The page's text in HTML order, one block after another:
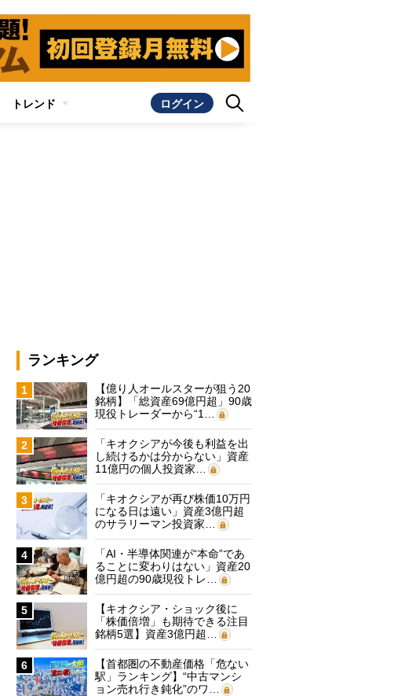
トレンド ログイン
ランキング
1
【億り人オールスターが狙う20
銘柄】「総資産69億円超」90歳
現役トレーダーから“1…
2
「キオクシアが今後も利益を出
し続けるかは分からない」資産
11億円の個人投資家…
3
「キオクシアが再び株価10万円
になる日は遠い」資産3億円超
のサラリーマン投資家…
4
「AI・半導体関連が“本命”であ
ることに変わりはない」資産20
億円超の90歳現役トレ…
5
【キオクシア・ショック後に
「株価倍増」も期待できる注目
銘柄5選】資産3億円超…
6
【首都圏の不動産価格「危ない
駅」ランキング】“中古マンシ
ョン売れ行き鈍化”のワ…